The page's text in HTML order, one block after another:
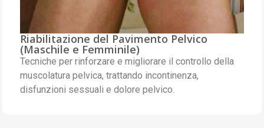
Riabilitazione del Pavimento Pelvico
(Maschile e Femminile)
Tecniche per rinforzare e migliorare il controllo della
muscolatura pelvica, trattando incontinenza,
disfunzioni sessuali e dolore pelvico.